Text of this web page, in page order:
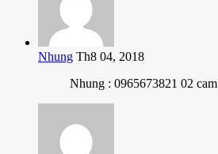
Nhung Th8 04, 2018
Nhung : 0965673821 02 cam